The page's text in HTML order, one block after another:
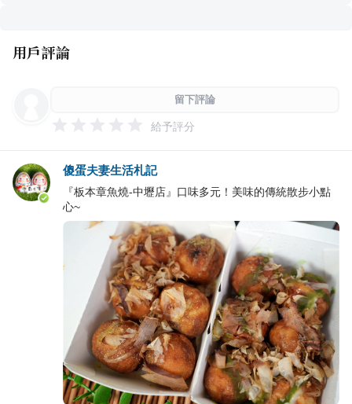
用戶評論
留下評論
給予評分
傻蛋夫妻生活札記
『板本章魚燒-中壢店』口味多元！美味的傳統散步小點
心~